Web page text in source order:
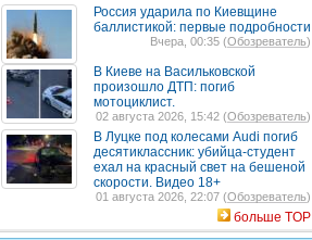
Россия ударила по Киевщине
баллистикой: первые подробности
Вчера, 00:35 (Обозреватель)
В Киеве на Васильковской
произошло ДТП: погиб
мотоциклист.
02 августа 2026, 15:42 (Обозреватель)
В Луцке под колесами Audi погиб
десятиклассник: убийца-студент
ехал на красный свет на бешеной
скорости. Видео 18+
01 августа 2026, 22:07 (Обозреватель)
больше TOP